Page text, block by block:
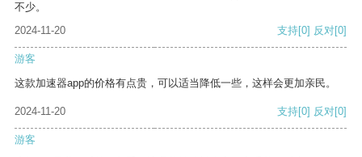
不少。
2024-11-20
支持[0] 反对[0]
游客
这款加速器app的价格有点贵，可以适当降低一些，这样会更加亲民。
2024-11-20 支持[0] 反对[0]
游客